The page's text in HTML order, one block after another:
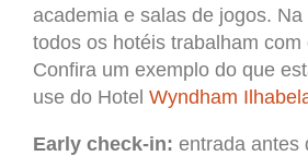
academia e salas de jogos. Na
todos os hotéis trabalham com
Confira um exemplo do que
use do Hotel Wyndham
Early check-in: entrada antes